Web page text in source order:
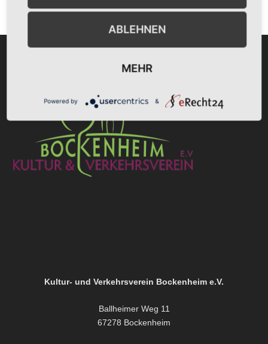
Kultur- und Verkehrsverein Bockenheim e.V.
Ballheimer Weg 11
67278 Bockenheim
ABLEHNEN
MEHR
Powered by &